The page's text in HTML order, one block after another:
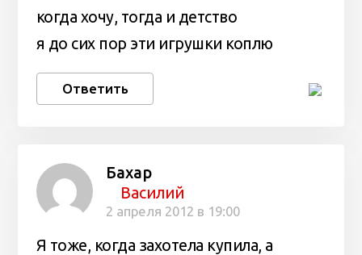
когда хочу, тогда и детство
я до сих пор эти игрушки коплю
Ответить
Бахар
Василий
2 апреля 2012 в 19:00
Я тоже, когда захотела купила, а